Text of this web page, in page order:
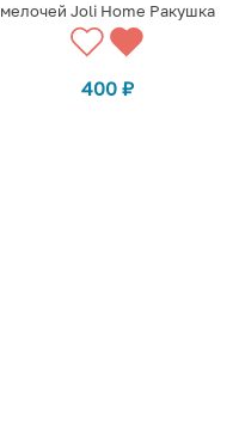
мелочей Joli Home Ракушка
400 ₽